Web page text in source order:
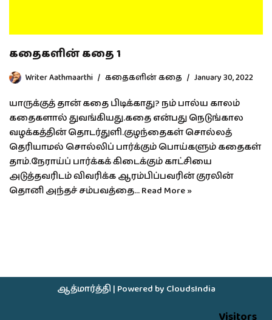
கதைகளின் கதை 1
Writer Aathmaarthi கதைகளின் கதை January 30, 2022
யாருக்குத் தான் கதை பிடிக்காது? நம் பால்ய காலம்
கதைகளால் துவங்கியது.கதை என்பது நெடுங்கால
வழக்கத்தின் தொடர்துளி.குழந்தைகள் சொல்லத்
தெரியாமல் சொல்லிப் பார்க்கும் பொய்களும் கதைகள்
தாம்.நேராய்ப் பார்க்கக் கிடைக்கும் காட்சியை
அடுத்தவரிடம் விவரிக்க ஆரம்பிப்பவரின் குரலின்
தொனி அந்தச் சம்பவத்தை…Read More »
ஆத்மார்த்தி | Powered by CloudsIndia